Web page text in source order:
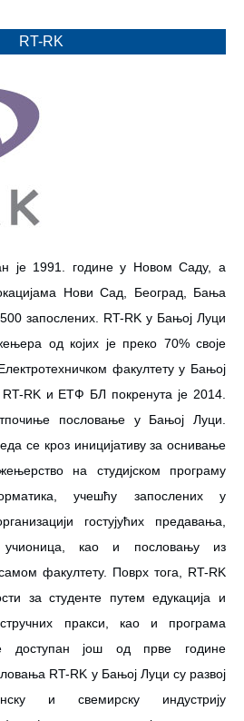
RT-RK
је 1991. године у Новом Саду, а
Нови Сад, Београд, Бања
запослених. RT-RK у Бањој Луци
од којих је преко 70% своје
факултету у Бањој
RK и ЕТФ БЛ покренута је 2014.
пословање у Бањој Луци.
се кроз иницијативу за оснивање
на студијском програму
учешћу запослених у
гостујућих предавања,
као и пословању из
факултету. Поврх тога, RT-RK
за студенте путем едукација и
пракси, као и програма
доступан још од прве године
RT-RK у Бањој Луци су развој
и свемирску индустрију